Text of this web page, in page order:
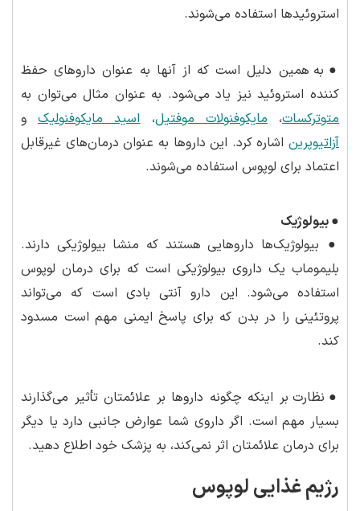
استروئیدها استفاده می‌شوند.
● به همین دلیل است که از آنها به عنوان داروهای حفظ
کننده استروئید نیز یاد می‌شود. به عنوان مثال می‌توان به
متوترکسات،مایکوفنولات موفتیل،اسید مایکوفنولیکو
آزاتیوپرین اشاره کرد. این داروها به عنوان درمان‌های غیرقابل
اعتماد برای لوپوس استفاده می‌شوند.
●بیولوژیک
● بیولوژیک‌ها داروهایی هستند که منشا بیولوژیکی دارند.
بلیموماب یک داروی بیولوژیکی است که برای درمان لوپوس
استفاده می‌شود. این دارو آنتی بادی است که می‌تواند
پروتئینی را در بدن که برای پاسخ ایمنی مهم است مسدود
کند.
● نظارت بر اینکه چگونه داروها بر علائمتان تأثیر می‌گذارند
بسیار مهم است. اگر داروی شما عوارض جانبی دارد یا دیگر
برای درمان علائمتان اثر نمی‌کند، به پزشک خود اطلاع دهید.
رژیم غذایی لوپوس